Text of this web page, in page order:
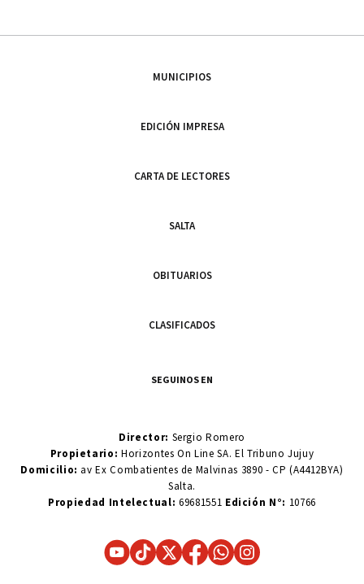
MUNICIPIOS
EDICIÓN IMPRESA
CARTA DE LECTORES
SALTA
OBITUARIOS
CLASIFICADOS
SEGUINOS EN
Director: Sergio Romero
Propietario:Horizontes On Line SA. El Tribuno Jujuy
Domicilio: av Ex Combatientes de Malvinas 3890 - CP (A4412BYA)
Salta.
Propiedad Intelectual: 69681551 Edición N°: 10766